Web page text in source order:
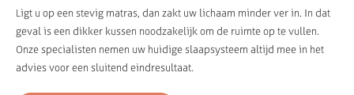
Ligt u op een stevig matras, dan zakt uw lichaam minder ver in. In dat
geval is een dikker kussen noodzakelijk om de ruimte op te vullen.
Onze specialisten nemen uw huidige slaapsysteem altijd mee in het
advies voor een sluitend eindresultaat.